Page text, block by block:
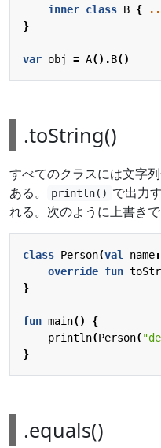
inner class B { ..
}
var obj = A().B()
.toString()
すべてのクラスには文字
ある。
println() で出力
れる。次のように上書きで
class Person(val name:
override fun
}
fun main()
{
println(Person(
}
.equals()